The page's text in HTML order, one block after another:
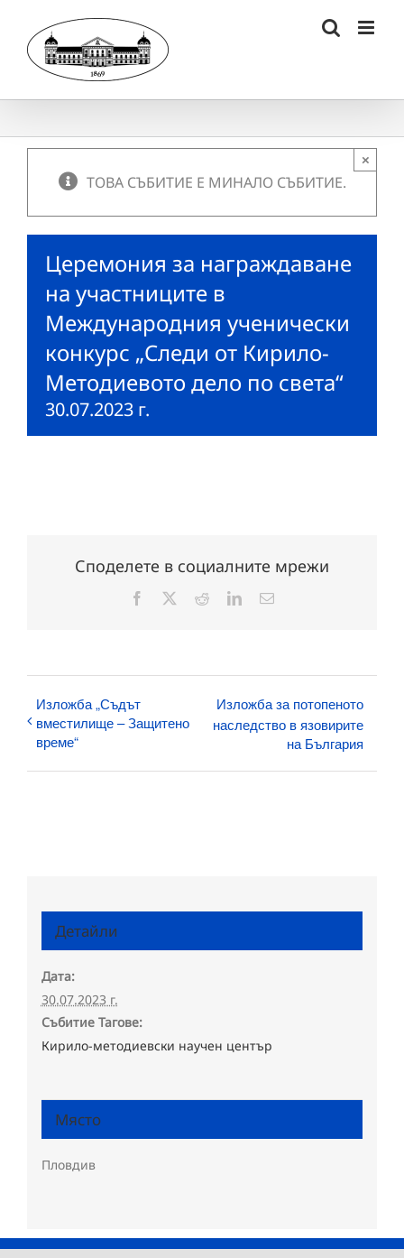
content
ТОВА СЪБИТИЕ Е МИНАЛО СЪБИТИЕ.
×
Церемония за награждаване
на участниците в
Международния ученически
конкурс „Следи от Кирило-
Методиевото дело по света“
30.07.2023 г.
Споделете в социалните мрежи
Facebook RedditLinkedInЕлектронна
Изложба „Съдът
вместилище – Защитено
време“
Изложба за потопеното
наследство в язовирите
на България
Детайли
Дата:
30.07.2023 г.
Събитие Тагове:
Кирило-методиевски научен център
Място
Пловдив